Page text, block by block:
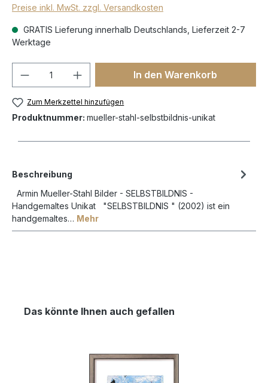
Preise inkl. MwSt. zzgl. Versandkosten
GRATIS Lieferung innerhalb Deutschlands, Lieferzeit 2-7
Werktage
In den Warenkorb
Zum Merkzettel hinzufügen
Produktnummer: mueller-stahl-selbstbildnis-unikat
Beschreibung
Armin Mueller-Stahl Bilder - SELBSTBILDNIS -
Handgemaltes Unikat "SELBSTBILDNIS " (2002) ist ein
handgemaltes… Mehr
Das könnte Ihnen auch gefallen